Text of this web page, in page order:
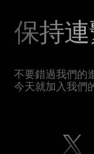
保持連
不要錯過我們的
今天就加入我們